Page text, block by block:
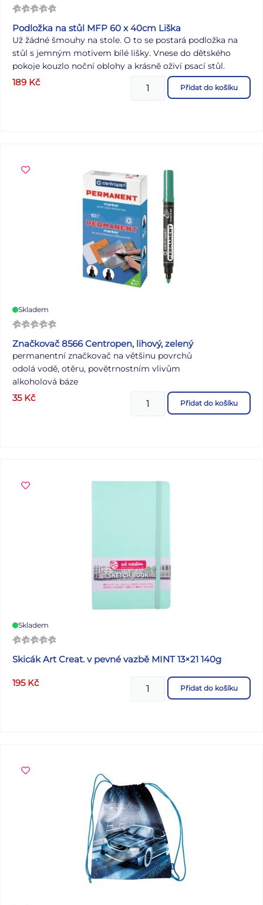
Podložka na stůl MFP 60 x 40cm Liška
Už žádné šmouhy na stole. O to se postará podložka na
stůl s jemným motivem bílé lišky. Vnese do dětského
pokoje kouzlo noční oblohy a krásně oživí psací stůl.
Zároveň pomáhá chránit jeho povrch před pokreslením,
poškrábáním i běžným znečištěním. Díky omyvatelnému
189 Kč Přidat do košíku
Skladem
Značkovač 8566 Centropen, lihový, zelený
permanentní značkovač na většinu povrchů
odolá vodě, otěru, povětrnostním vlivům
alkoholová báze
šířka stopy 2,5 mm
35 Kč Přidat do košíku
Skladem
Skicák Art Creat. v pevné vazbě MINT 13×21 140g
195 Kč Přidat do košíku